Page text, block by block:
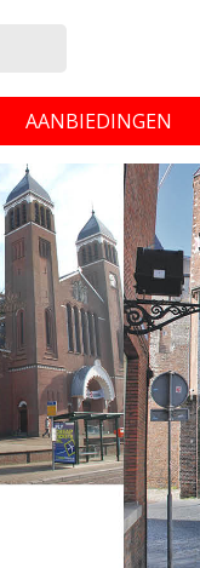
AANBIEDINGEN